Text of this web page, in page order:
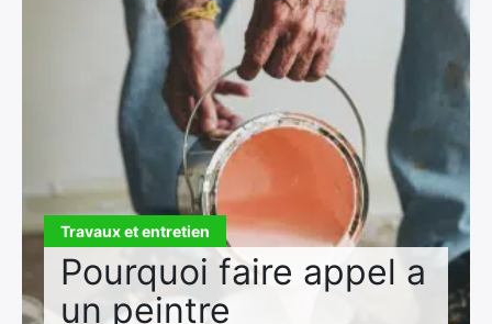
Travaux et entretien
Pourquoi faire appel a
un peintre
Guides thermiques
Aides à la rénovation